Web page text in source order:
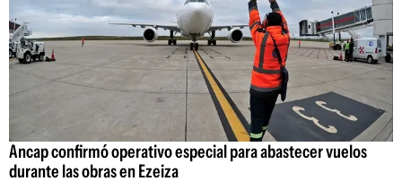
Ancap confirmó operativo especial para abastecer vuelos
durante las obras en Ezeiza